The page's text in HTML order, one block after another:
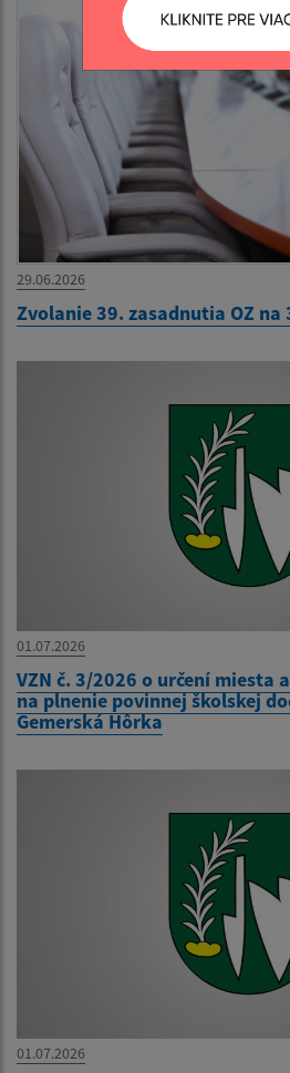
29.06.2026
Zvolanie 39. zasadnutia OZ na
01.07.2026
VZN č. 3/2026 o určení miesta
na plnenie povinnej školskej
Gemerská Hôrka
01.07.2026